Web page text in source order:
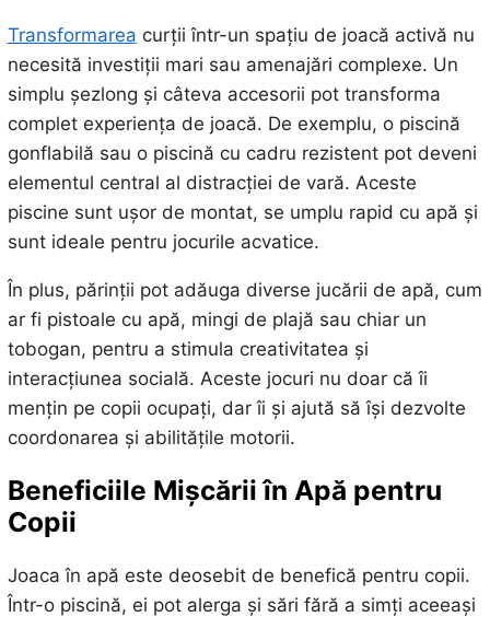
Transformarea curții într-un spațiu de joacă activă nu
necesită investiții mari sau amenajări complexe. Un
simplu șezlong și câteva accesorii pot transforma
complet experiența de joacă. De exemplu, o piscină
gonflabilă sau o piscină cu cadru rezistent pot deveni
elementul central al distracției de vară. Aceste
piscine sunt ușor de montat, se umplu rapid cu apă și
sunt ideale pentru jocurile acvatice.
În plus, părinții pot adăuga diverse jucării de apă, cum
ar fi pistoale cu apă, mingi de plajă sau chiar un
tobogan, pentru a stimula creativitatea și
interacțiunea socială. Aceste jocuri nu doar că îi
mențin pe copii ocupați, dar îi și ajută să își dezvolte
coordonarea și abilitățile motorii.
Beneficiile Mișcării în Apă pentru
Copii
Joaca în apă este deosebit de benefică pentru copii.
Într-o piscină, ei pot alerga și sări fără a simți aceeași